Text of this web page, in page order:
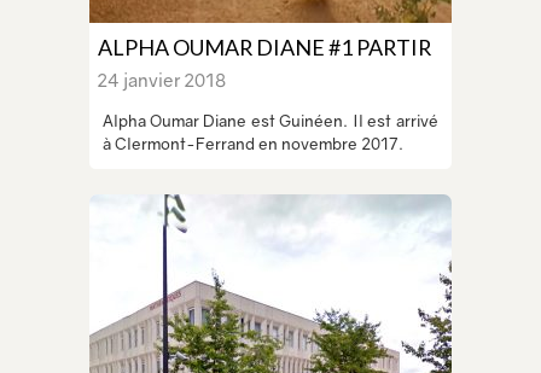
ALPHA OUMAR DIANE #1 PARTIR
24 janvier 2018
Alpha Oumar Diane est Guinéen. Il est arrivé
à Clermont-Ferrand en novembre 2017.